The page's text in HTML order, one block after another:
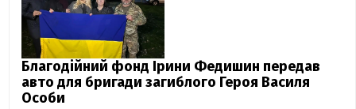
Благодійний фонд Ірини Федишин передав
авто для бригади загиблого Героя Василя
Особи